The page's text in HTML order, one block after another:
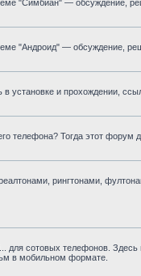
"Симбиан" — обсуждение,
"Андроид" — обсуждение,
установке и прохождении,
телефона? Тогда этот форум
рингтонами,
для сотовых телефонов. Здесь
в мобильном формате.